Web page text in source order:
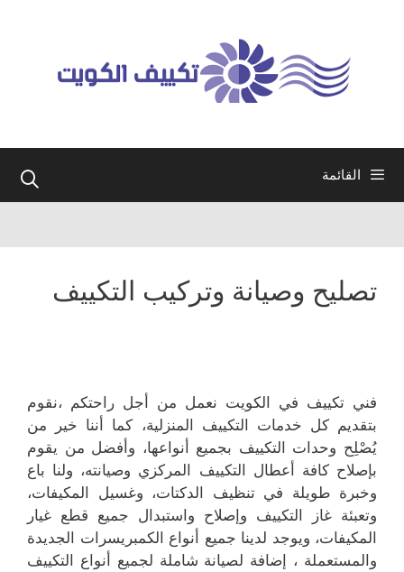
القائمة
تصليح وصيانة وتركيب التكييف
فني تكييف في الكويت نعمل من أجل راحتكم ،نقوم
بتقديم كل خدمات التكييف المنزلية، كما أننا خير من
يُصْلِح وحدات التكييف بجميع أنواعها، وأفضل من يقوم
بإصلاح كافة أعطال التكييف المركزي وصيانته، ولنا باع
وخبرة طويلة في تنظيف الدكتات، وغسيل المكيفات،
وتعبئة غاز التكييف وإصلاح واستبدال جميع قطع غيار
المكيفات، ويوجد لدينا جميع أنواع الكمبريسرات الجديدة
والمستعملة ، إضافة لصيانة شاملة لجميع أنواع التكييف